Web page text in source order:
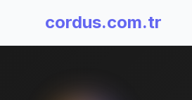
cordus.com.tr